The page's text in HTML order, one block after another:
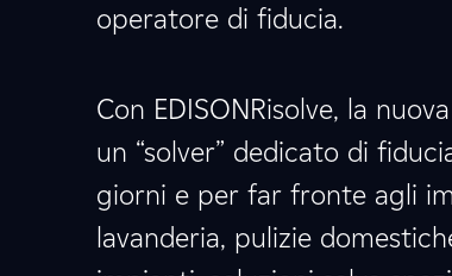
operatore di fiducia.
Con EDISONRisolve, la
un “solver” dedicato di
giorni e per far fronte agli
lavanderia, pulizie